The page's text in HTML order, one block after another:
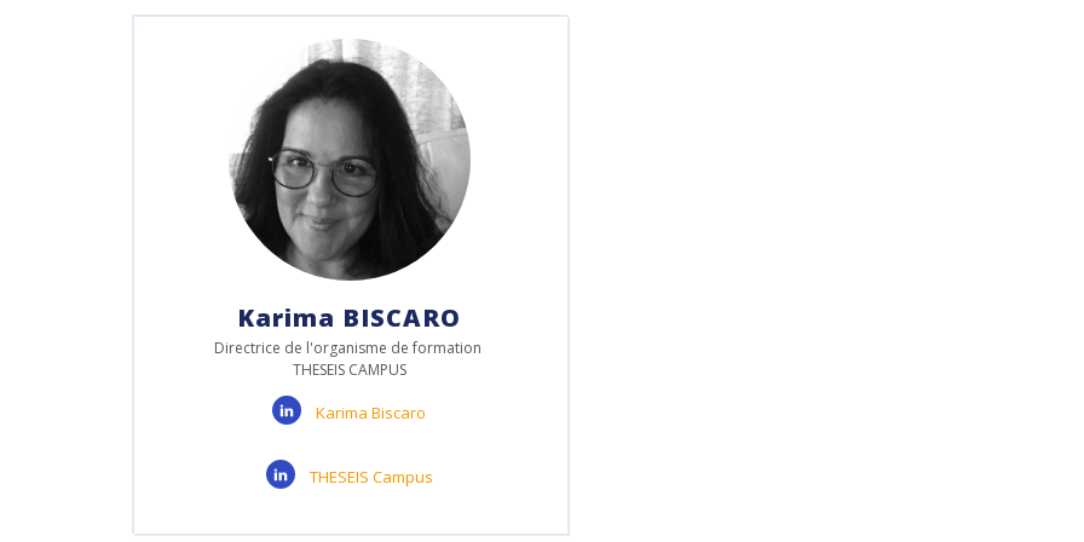
Karima BISCARO
Directrice de l'organisme de formation
THESEIS CAMPUS
Karima Biscaro
THESEIS Campus